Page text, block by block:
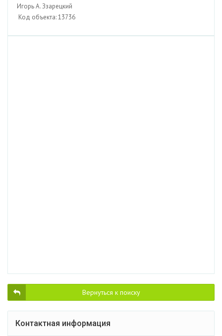
Игорь А. Ззарецкий
Код объекта: 13736
Вернуться к поиску
Контактная информация